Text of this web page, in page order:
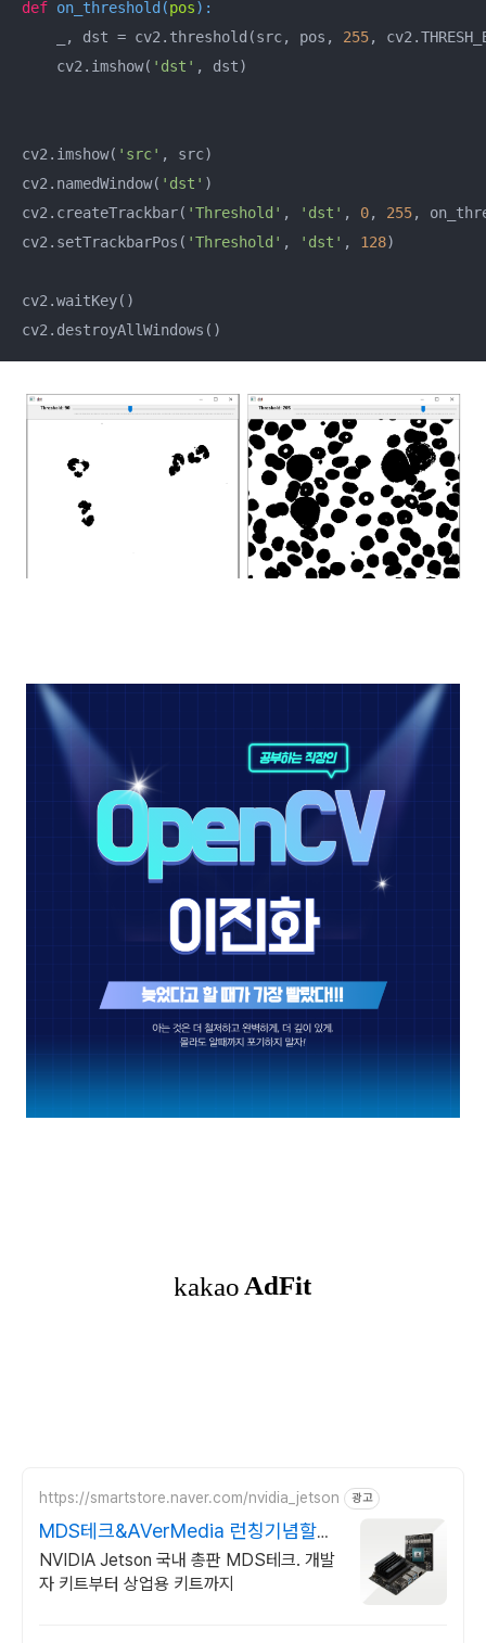
def on_threshold (pos):
    _, dst = cv2.threshold(src, pos,
255,
    cv2.imshow(
'dst' , dst)
cv2.imshow( 'src' , src)
cv2.namedWindow( 'dst' )
cv2.createTrackbar( 'Threshold' , 'dst' , 0, 255,
cv2.setTrackbarPos( 'Threshold' , 'dst' , 128)
cv2.waitKey()
https://smartstore.naver.com/nvidia_jetson 광고
MDS테크&AVerMedia 런칭기념할인
이벤트
NVIDIA Jetson 국내 총판 MDS테크. 개발
자 키트부터 상업용 키트까지